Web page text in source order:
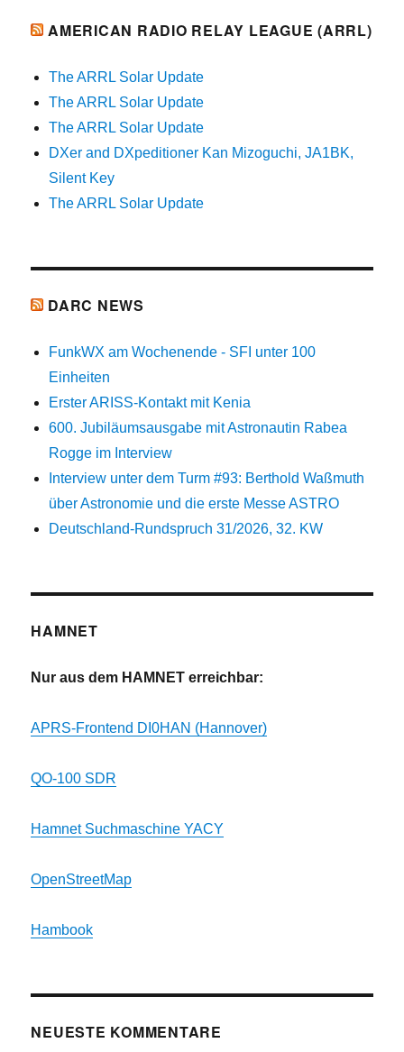
AMERICAN RADIO RELAY LEAGUE (ARRL)
The ARRL Solar Update
The ARRL Solar Update
The ARRL Solar Update
DXer and DXpeditioner Kan Mizoguchi, JA1BK,
Silent Key
The ARRL Solar Update
DARC NEWS
FunkWX am Wochenende - SFI unter 100
Einheiten
Erster ARISS-Kontakt mit Kenia
600. Jubiläumsausgabe mit Astronautin Rabea
Rogge im Interview
Interview unter dem Turm #93: Berthold Waßmuth
über Astronomie und die erste Messe ASTRO
Deutschland-Rundspruch 31/2026, 32. KW
HAMNET
Nur aus dem HAMNET erreichbar:
APRS-Frontend DI0HAN (Hannover)
QO-100 SDR
Hamnet Suchmaschine YACY
OpenStreetMap
Hambook
NEUESTE KOMMENTARE